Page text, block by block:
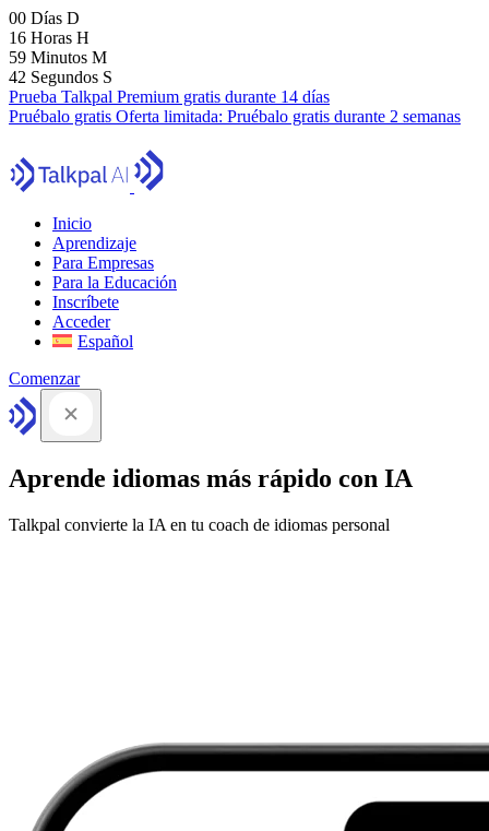
00 Días D
16 Horas H
59 Minutos M
41 Segundos S
Prueba Talkpal Premium gratis durante 14 días
Pruébalo gratis Oferta limitada: Pruébalo gratis durante 2 semanas
Inicio
Aprendizaje
Para Empresas
Para la Educación
Inscríbete
Acceder
Español
Comenzar
Aprende idiomas más rápido con IA
Talkpal convierte la IA en tu coach de idiomas personal